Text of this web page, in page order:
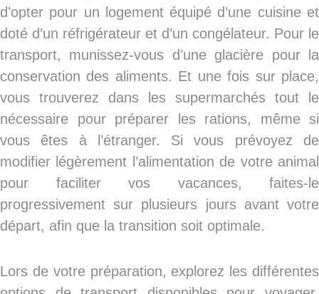
d’opter pour un logement équipé d’une cuisine et
doté d’un réfrigérateur et d’un congélateur. Pour le
transport, munissez-vous d’une glacière pour la
conservation des aliments. Et une fois sur place,
vous trouverez dans les supermarchés tout le
nécessaire pour préparer les rations, même si
vous êtes à l’étranger. Si vous prévoyez de
modifier légèrement l’alimentation de votre animal
pour faciliter vos vacances, faites-le
progressivement sur plusieurs jours avant votre
départ, afin que la transition soit optimale.
Lors de votre préparation, explorez les différentes